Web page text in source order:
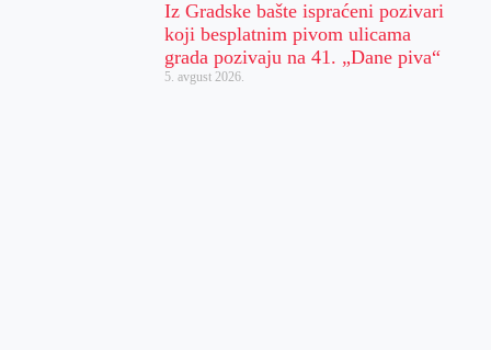
Iz Gradske bašte ispraćeni pozivari
koji besplatnim pivom ulicama
grada pozivaju na 41. „Dane piva“
5. avgust 2026.